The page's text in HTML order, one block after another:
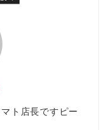
ト店長ですピー